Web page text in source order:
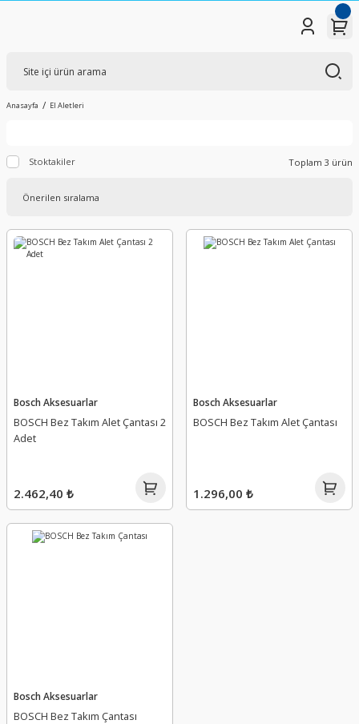
Anasayfa El Aletleri
Stoktakiler Toplam 3 ürün
Bosch Aksesuarlar
BOSCH Bez Takım Alet Çantası 2
Adet
2.462,40 ₺
Bosch Aksesuarlar
BOSCH Bez Takım Alet Çantası
1.296,00 ₺
Bosch Aksesuarlar
BOSCH Bez Takım Çantası